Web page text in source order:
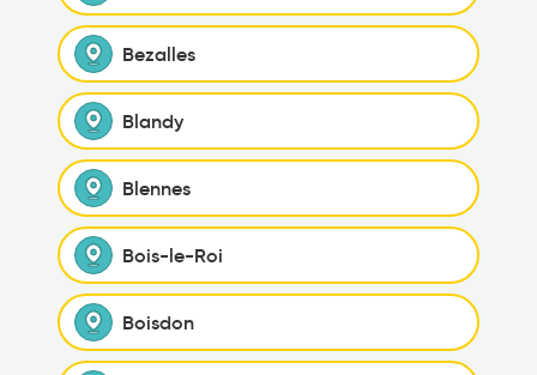
Bezalles
Blandy
Blennes
Bois-le-Roi
Boisdon